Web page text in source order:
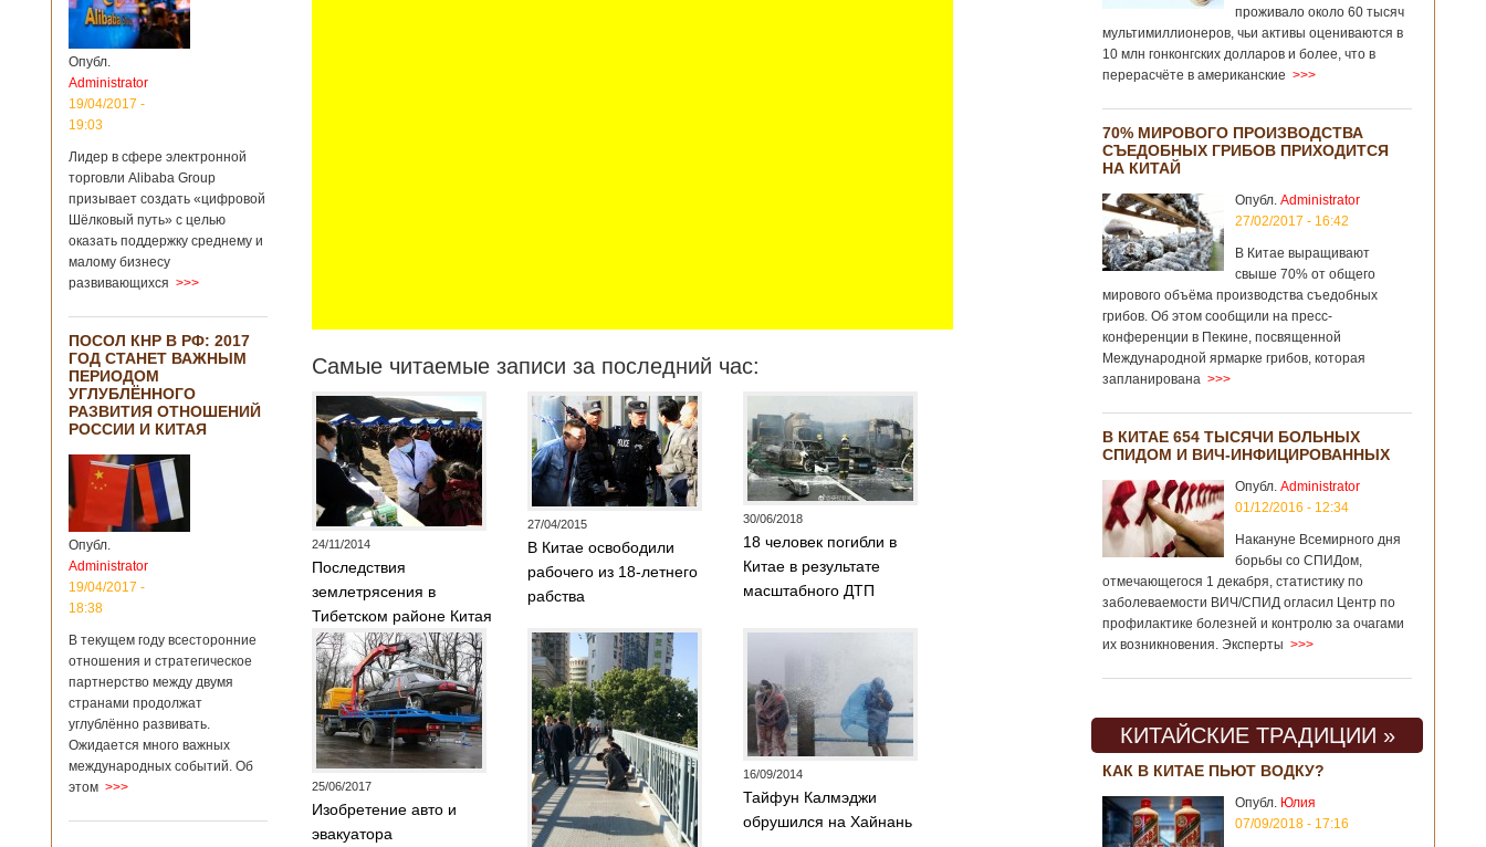
Опубл.
Administrator
19/04/2017 -
19:03
Лидер в сфере электронной
торговли Alibaba Group
призывает создать «цифровой
Шёлковый путь» с целью
оказать поддержку среднему и
малому бизнесу
развивающихся >>>
ПОСОЛ КНР В РФ: 2017
ГОД СТАНЕТ ВАЖНЫМ
ПЕРИОДОМ
УГЛУБЛЁННОГО
РАЗВИТИЯ ОТНОШЕНИЙ
РОССИИ И КИТАЯ
Опубл.
Administrator
19/04/2017 -
18:38
В текущем году всесторонние
отношения и стратегическое
партнерство между двумя
странами продолжат
углублённо развивать.
Ожидается много важных
международных событий. Об
этом >>>
Самые читаемые записи за последний час:
24/11/2014
Последствия
землетрясения в
Тибетском районе Китая
27/04/2015
В Китае освободили
рабочего из 18-летнего
рабства
30/06/2018
18 человек погибли в
Китае в результате
масштабного ДТП
25/06/2017
Изобретение авто и
эвакуатора
16/09/2014
Тайфун Калмэджи
обрушился на Хайнань
проживало около 60 тысяч
мультимиллионеров, чьи активы оцениваются в
10 млн гонконгских долларов и более, что в
перерасчёте в американские >>>
70% МИРОВОГО ПРОИЗВОДСТВА
СЪЕДОБНЫХ ГРИБОВ ПРИХОДИТСЯ
НА КИТАЙ
Опубл. Administrator
27/02/2017 - 16:42
В Китае выращивают
свыше 70% от общего
мирового объёма производства съедобных
грибов. Об этом сообщили на пресс-
конференции в Пекине, посвященной
Международной ярмарке грибов, которая
запланирована >>>
В КИТАЕ 654 ТЫСЯЧИ БОЛЬНЫХ
СПИДОМ И ВИЧ-ИНФИЦИРОВАННЫХ
Опубл. Administrator
01/12/2016 - 12:34
Накануне Всемирного дня
борьбы со СПИДом,
отмечающегося 1 декабря, статистику по
заболеваемости ВИЧ/СПИД огласил Центр по
профилактике болезней и контролю за очагами
их возникновения. Эксперты >>>
КИТАЙСКИЕ ТРАДИЦИИ »
КАК В КИТАЕ ПЬЮТ ВОДКУ?
Опубл. Юлия
07/09/2018 - 17:16